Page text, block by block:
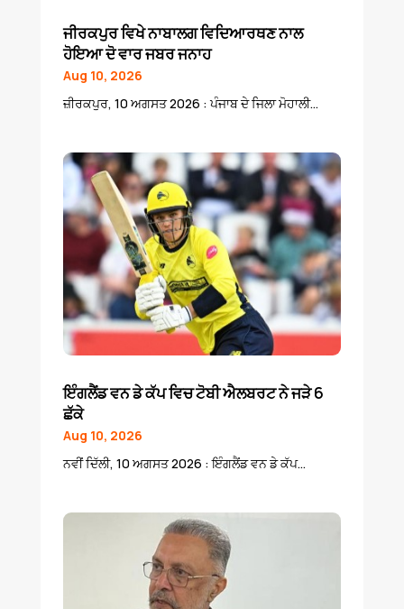
ਜੀਰਕਪੁਰ ਵਿਖੇ ਨਾਬਾਲਗ ਵਿਦਿਆਰਥਣ ਨਾਲ
ਹੋਇਆ ਦੋ ਵਾਰ ਜਬਰ ਜਨਾਹ
Aug 10, 2026
ਜ਼ੀਰਕਪੁਰ, 10 ਅਗਸਤ 2026 : ਪੰਜਾਬ ਦੇ ਜਿਲਾ ਮੋਹਾਲੀ...
ਇੰਗਲੈਂਡ ਵਨ ਡੇ ਕੱਪ ਵਿਚ ਟੋਬੀ ਐਲਬਰਟ ਨੇ ਜੜੇ 6
ਛੱਕੇ
Aug 10, 2026
ਨਵੀਂ ਦਿੱਲੀ, 10 ਅਗਸਤ 2026 : ਇੰਗਲੈਂਡ ਵਨ ਡੇ ਕੱਪ...